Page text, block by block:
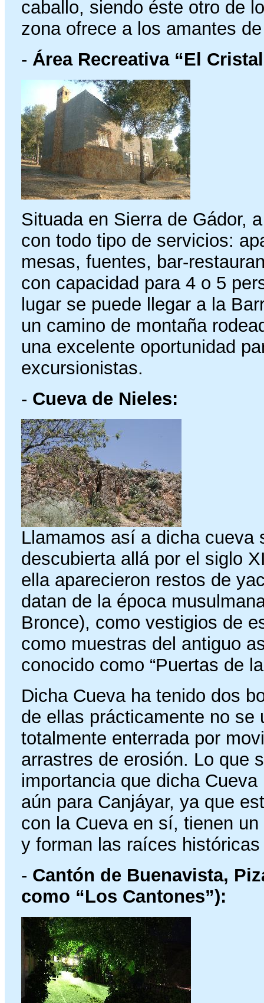
caballo, siendo éste otro de
zona ofrece a los amantes
- Área Recreativa “El
Situada en Sierra de Gádor,
con todo tipo de servicios:
mesas, fuentes, bar-
con capacidad para 4 o 5
lugar se puede llegar a la
un camino de montaña
una excelente oportunidad
excursionistas.
- Cueva de Nieles:
Llamamos así a dicha cueva
descubierta allá por el siglo
ella aparecieron restos de
datan de la época
Bronce), como vestigios de
como muestras del antiguo
conocido como “Puertas de
Dicha Cueva ha tenido dos
de ellas prácticamente no se
totalmente enterrada por
arrastres de erosión. Lo que
importancia que dicha
aún para Canjáyar, ya que
con la Cueva en sí, tienen
y forman las raíces
- Cantón de Buenavista,
como “Los Cantones”):